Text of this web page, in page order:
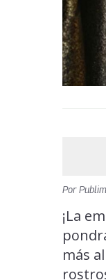
Por
¡La
más